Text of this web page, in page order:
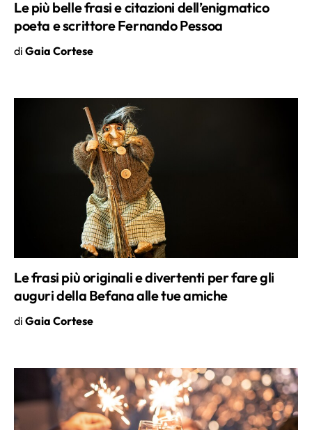
diGaia Cortese
Le frasi più originali e divertenti per fare gli
auguri della Befana alle tue amiche
diGaia Cortese